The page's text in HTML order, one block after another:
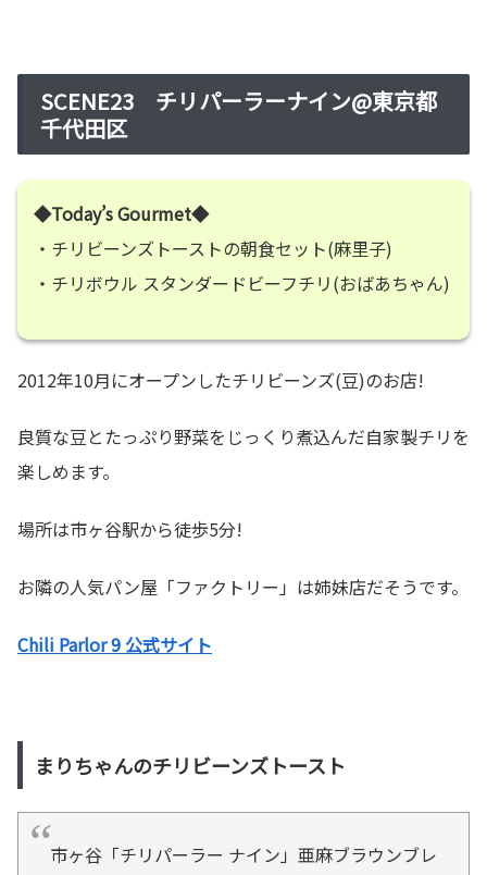
SCENE23 チリパーラーナイン@東京都
千代田区
◆Today’s Gourmet◆
・チリビーンズトーストの朝食セット(麻里子)
・チリボウル スタンダードビーフチリ(おばあちゃん)
2012年10月にオープンしたチリビーンズ(豆)のお店!
良質な豆とたっぷり野菜をじっくり煮込んだ自家製チリを
楽しめます。
場所は市ヶ谷駅から徒歩5分!
お隣の人気パン屋「ファクトリー」は姉妹店だそうです。
Chili Parlor 9 公式サイト
まりちゃんのチリビーンズトースト
市ヶ谷「チリパーラー ナイン」亜麻ブラウンブレ